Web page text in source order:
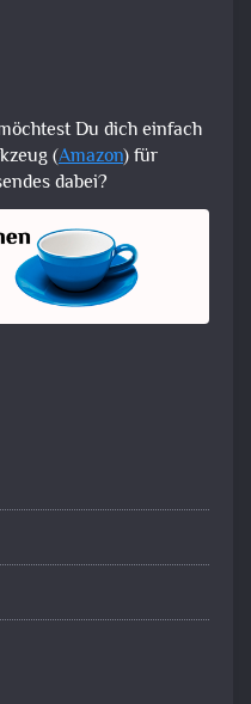
Du dich einfach
(Amazon) für
dabei?